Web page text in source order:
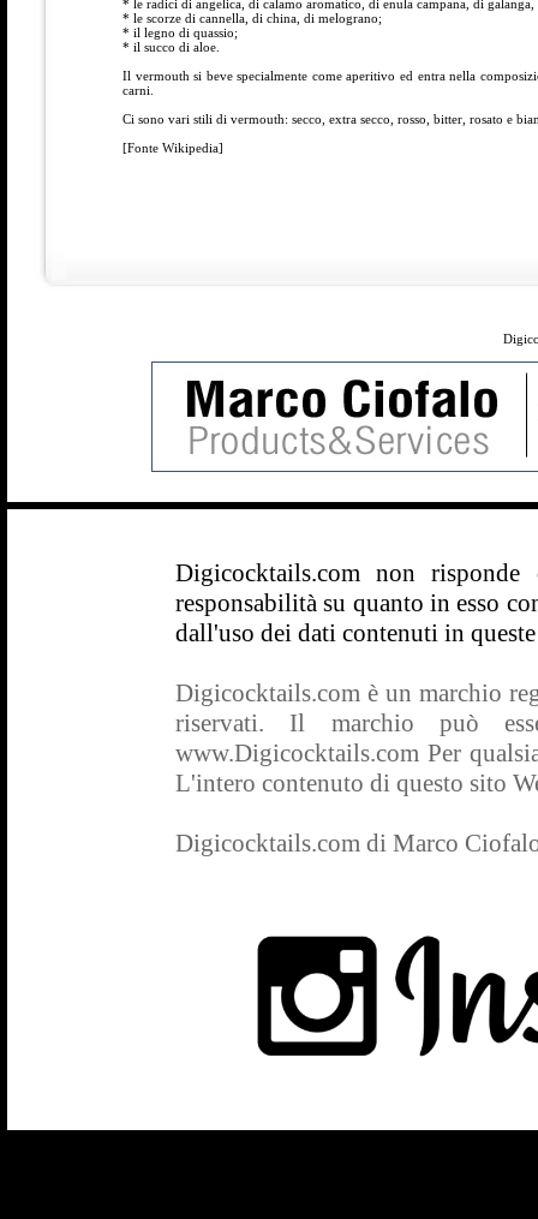
* le radici di angelica, di calamo aromatico, di enula campana, di
* le scorze di cannella, di china, di melograno;
* il legno di quassio;
* il succo di aloe.
Il vermouth si beve specialmente come aperitivo ed entra nella
carni.
Ci sono vari stili di vermouth: secco, extra secco, rosso, bitter, rosato e
[Fonte Wikipedia]
Digicocktails.com non
responsabilità su quanto in esso
dall'uso dei dati contenuti in
Digicocktails.com è un marchio
riservati. Il marchio può
www.Digicocktails.com Per
L'intero contenuto di questo sito
Digicocktails.com di Marco